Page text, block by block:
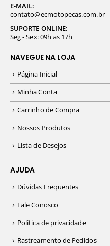
E-MAIL:
contato@ecmotopecas.com.br
SUPORTE ONLINE:
Seg - Sex: 09h as 17h
NAVEGUE NA LOJA
Página Inicial
Minha Conta
Carrinho de Compra
Nossos Produtos
Lista de Desejos
AJUDA
Dúvidas Frequentes
Fale Conosco
Política de privacidade
Rastreamento de Pedidos